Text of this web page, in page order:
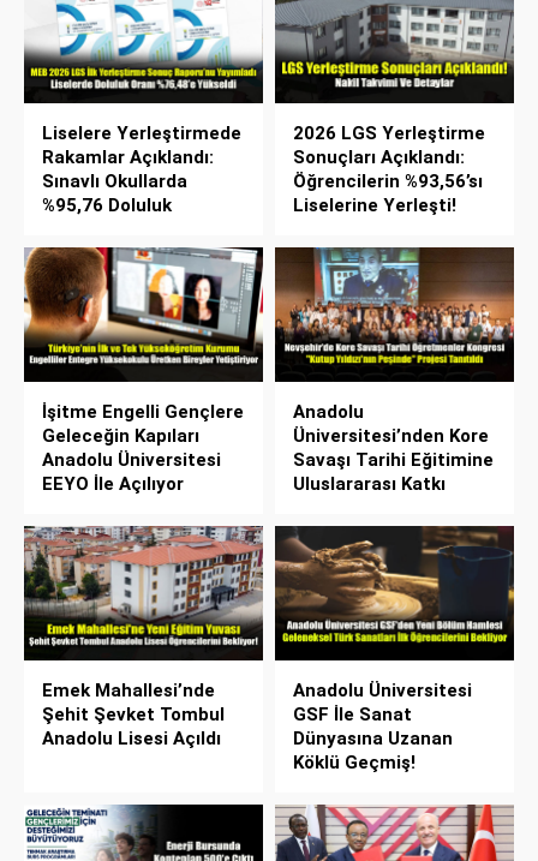
Liselere Yerleştirmede
Rakamlar Açıklandı:
Sınavlı Okullarda
%95,76 Doluluk
2026 LGS Yerleştirme
Sonuçları Açıklandı:
Öğrencilerin %93,56’sı
Liselerine Yerleşti!
İşitme Engelli Gençlere
Geleceğin Kapıları
Anadolu Üniversitesi
EEYO İle Açılıyor
Anadolu
Üniversitesi’nden Kore
Savaşı Tarihi Eğitimine
Uluslararası Katkı
Emek Mahallesi’nde
Şehit Şevket Tombul
Anadolu Lisesi Açıldı
Anadolu Üniversitesi
GSF İle Sanat
Dünyasına Uzanan
Köklü Geçmiş!